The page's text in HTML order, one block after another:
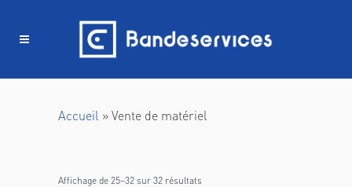
Accueil » Vente de matériel
Affichage de 25–32 sur 32 résultats